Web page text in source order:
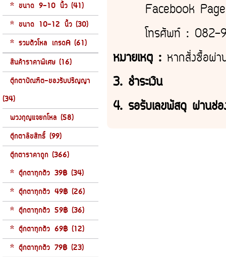
* ขนาด 9-10 นิ้ว (41)
* ขนาด 10-12 นิ้ว (30)
* รวมตัวโหล เกรดA (61)
สินค้าราคาพิเศษ (16)
ตุ๊กตาบัณฑิต-ของรับปริญญา
(34)
พวงกุญแจยกโหล (58)
ตุ๊กตาลิขสิทธิ์ (99)
ตุ๊กตาราคาถูก (366)
* ตุ๊กตาทุกตัว 39฿ (34)
* ตุ๊กตาทุกตัว 49฿ (26)
* ตุ๊กตาทุกตัว 59฿ (36)
* ตุ๊กตาทุกตัว 69฿ (12)
* ตุ๊กตาทุกตัว 79฿ (23)
Facebook Page :
โทรศัพท์ : 082-
หมายเหตุ : หากสั่งซื้อผ่า
3. ชำระเงิน
4. รอรับเลขพัสดุ ผ่านช่อ